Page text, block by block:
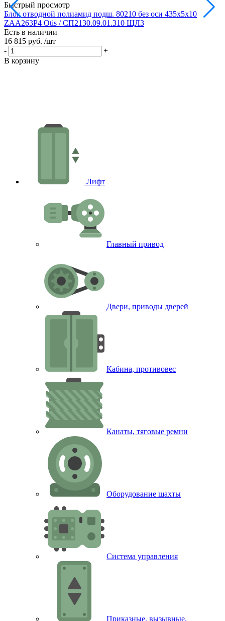
Быстрый просмотр
Блок отводной полиамид подш. 80210 без оси 435х5х10
ZAA263P4 Otis / СП2130.09.01.310 ЩЛЗ
Есть в наличии
16 815 руб. /шт
-
+
В корзину
Лифт
Главный привод
Двери, приводы дверей
Кабина, противовес
Канаты, тяговые ремни
Оборудование шахты
Система управления
Приказные, вызывные,